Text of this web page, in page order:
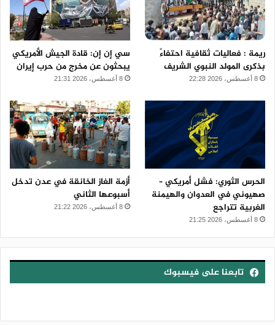
ريمة : فعاليات ثقافية احتفاءً
بذكرى المولد النبوي الشريف
8 أغسطس، 2026 22:28
سي إن إن: قادة الجيش الأمريكي
يبحثون عن مخرج من حرب إيران
8 أغسطس، 2026 21:31
الحرس الثوري: فشل أمريكي –
صهيوني في العدوان والهيمنة
الغربية تتراجع
8 أغسطس، 2026 21:25
أزمة الغاز الخانقة في عدن تدخل
أسبوعها الثاني
8 أغسطس، 2026 21:22
تابعنا على فيسبوك